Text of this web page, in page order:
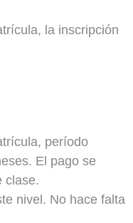
la inscripción
período
El pago se
clase.
nivel. No hace falta